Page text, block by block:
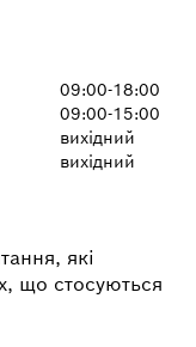
09:00-18:00
09:00-15:00
вихідний
вихідний
які
що стосуються